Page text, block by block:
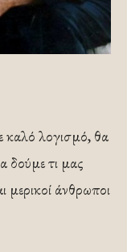
καλό λογισμό, θα
δούμε τι μας
μερικοί άνθρωποι